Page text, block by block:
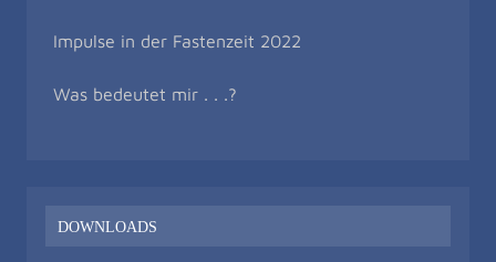
Impulse in der Fastenzeit 2022
Was bedeutet mir . . .?
DOWNLOADS